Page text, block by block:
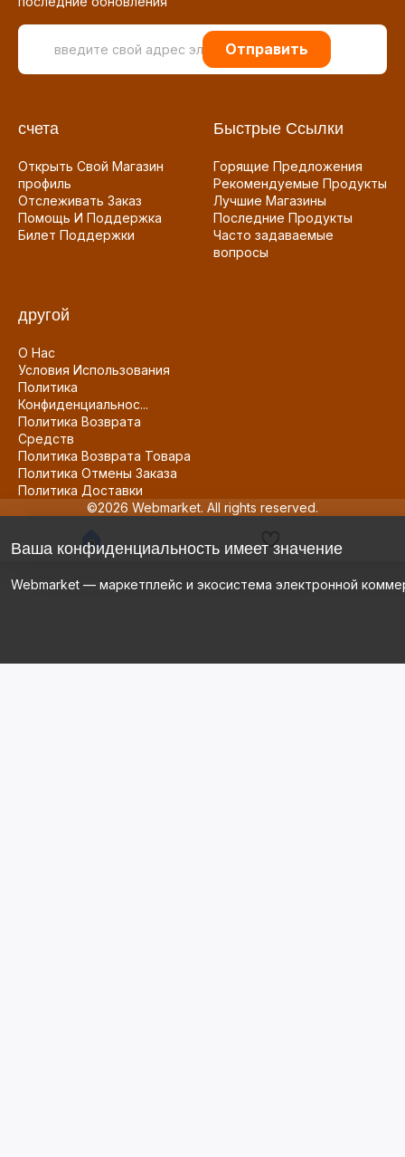
Отправить
счета
Открыть Свой Магазин
профиль
Отслеживать Заказ
Помощь И Поддержка
Билет Поддержки
Быстрые Ссылки
Горящие Предложения
Рекомендуемые Продукты
Лучшие Магазины
Последние Продукты
Часто задаваемые
вопросы
другой
О Нас
Условия Использования
Политика
Конфиденциальнос...
Политика Возврата
Средств
Политика Возврата Товара
Политика Отмены Заказа
Политика Доставки
©2026 Webmarket. All rights reserved.
Ваша конфиденциальность имеет значение
Webmarket — маркетплейс и экосистема электронной